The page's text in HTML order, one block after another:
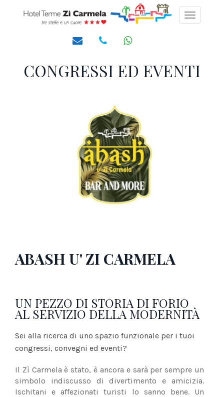
Toggle
CONGRESSI ED EVENTI
ABASH U' ZI CARMELA
UN PEZZO DI STORIA DI FORIO
AL SERVIZIO DELLA MODERNITÀ
Sei alla ricerca di uno spazio funzionale per i tuoi
congressi, convegni ed eventi?
Il Zì Carmela è stato, è ancora e sarà per sempre un
simbolo indiscusso di divertimento e amicizia.
Ischitani e affezionati turisti lo sanno bene. Un